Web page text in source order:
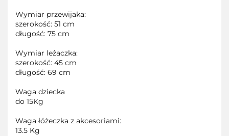
Wymiar przewijaka:
szerokość: 51 cm
długość: 75 cm
Wymiar leżaczka:
szerokość: 45 cm
długość: 69 cm
Waga dziecka
do 15Kg
Waga łóżeczka z akcesoriami:
13.5 Kg